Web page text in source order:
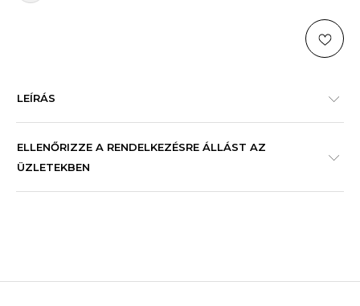
LEÍRÁS
ELLENŐRIZZE A RENDELKEZÉSRE ÁLLÁST AZ
ÜZLETEKBEN